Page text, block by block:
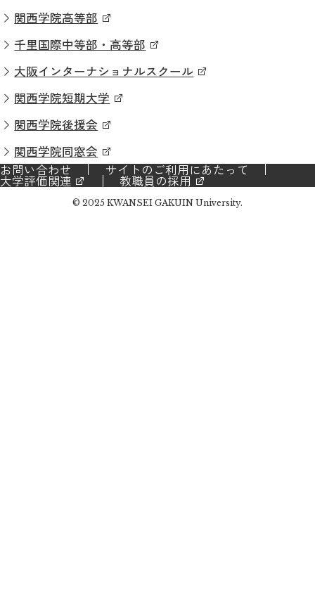
関西学院高等部
千里国際中等部・高等部
大阪インターナショナルスクール
関西学院短期大学
関西学院後援会
関西学院同窓会
お問い合わせ
サイトのご利用にあたって
大学評価関連 教職員の採用
© 2025 KWANSEI GAKUIN University.